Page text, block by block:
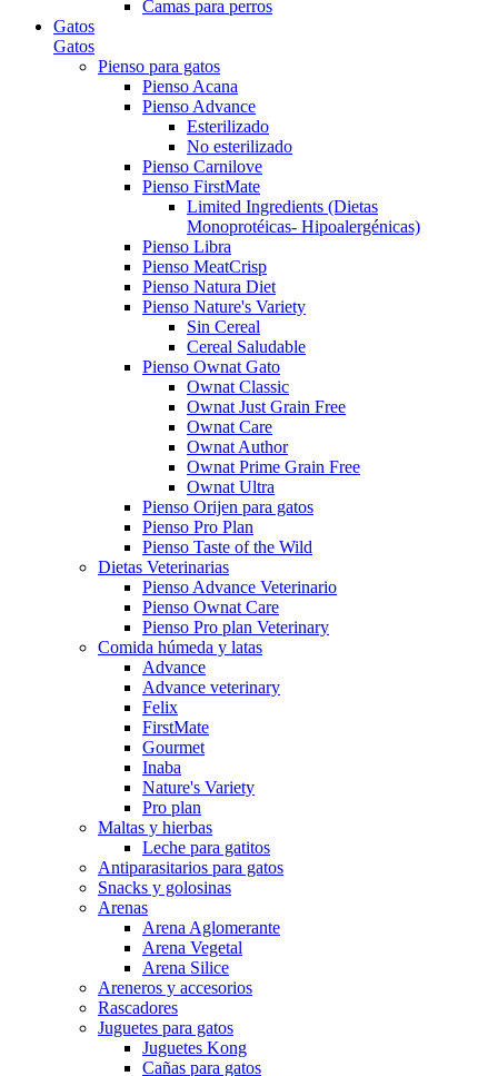
Camas para perros
Gatos
Gatos
Pienso para gatos
Pienso Acana
Pienso Advance
Esterilizado
No esterilizado
Pienso Carnilove
Pienso FirstMate
Limited Ingredients (Dietas
Monoprotéicas- Hipoalergénicas)
Pienso Libra
Pienso MeatCrisp
Pienso Natura Diet
Pienso Nature's Variety
Sin Cereal
Cereal Saludable
Pienso Ownat Gato
Ownat Classic
Ownat Just Grain Free
Ownat Care
Ownat Author
Ownat Prime Grain Free
Ownat Ultra
Pienso Orijen para gatos
Pienso Pro Plan
Pienso Taste of the Wild
Dietas Veterinarias
Pienso Advance Veterinario
Pienso Ownat Care
Pienso Pro plan Veterinary
Comida húmeda y latas
Advance
Advance veterinary
Felix
FirstMate
Gourmet
Inaba
Nature's Variety
Pro plan
Maltas y hierbas
Leche para gatitos
Antiparasitarios para gatos
Snacks y golosinas
Arenas
Arena Aglomerante
Arena Vegetal
Arena Silice
Areneros y accesorios
Rascadores
Juguetes para gatos
Juguetes Kong
Cañas para gatos